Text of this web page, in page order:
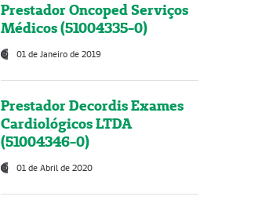
Prestador Oncoped Serviços
Médicos (51004335-0)
01 de Janeiro de 2019
Prestador Decordis Exames
Cardiológicos LTDA
(51004346-0)
01 de Abril de 2020